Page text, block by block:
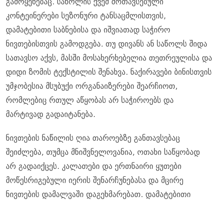
კონტეინერები სეზონური ტანსაცმლისთვის,
დამატებითი საბნებისა და იშვიათად საჭირო
ნივთებისთვის გამოდგება. თუ დივანს ან საწოლს შიდა
სათავსო აქვს, მასში მოსახერხებელია თეთრეულისა და
დიდი ზომის ტექსტილის შენახვა. ნაქირავები ბინისთვის
უმჯობესია მსუბუქი ორგანაიზერები შეარჩიოთ,
რომლებიც რთულ აწყობას არ საჭიროებს და
მარტივად გადაიტანება.
ნივთების ნაწილის ღია თაროებზე განთავსებაც
შეიძლება, თუმცა მნიშვნელოვანია, ოთახი საწყობად
არ გადაიქცეს. კალათები და ერთნაირი ყუთები
მოწესრიგებული იერის შენარჩუნებასა და მცირე
ნივთების დამალვაში დაგეხმარებათ. დამატებითი